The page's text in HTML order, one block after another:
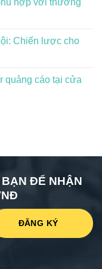
hợp với thương
Chiến lược cho
quảng cáo tại cửa
ĐỂ NHẬN